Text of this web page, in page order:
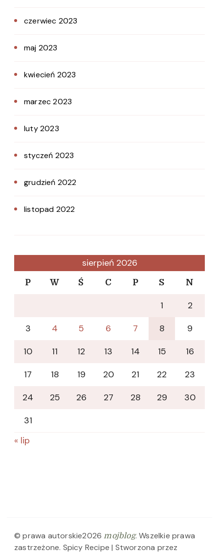
czerwiec 2023
maj 2023
kwiecień 2023
marzec 2023
luty 2023
styczeń 2023
grudzień 2022
listopad 2022
sierpień 2026
P W Ś C P S N
1
2
3
4 5 6 7 8
9
10
11 12 13 14 15
16
17
18 19 20 21 22
23
24
25 26 27 28 29
30
31
« lip
© prawa autorskie2026mojblog. Wszelkie prawa
zastrzeżone. Spicy Recipe | Stworzona przez